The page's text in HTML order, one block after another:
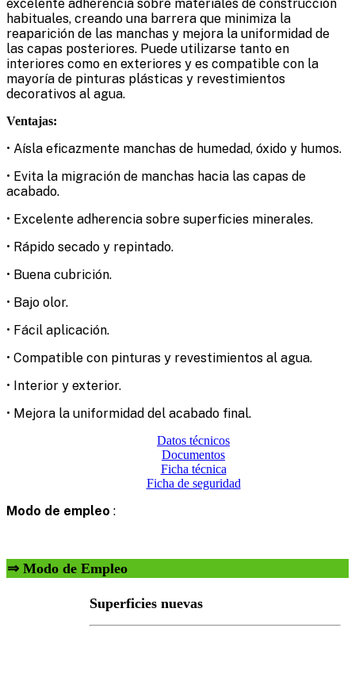
excelente adherencia sobre materiales de construcción
habituales, creando una barrera que minimiza la
reaparición de las manchas y mejora la uniformidad de
las capas posteriores. Puede utilizarse tanto en
interiores como en exteriores y es compatible con la
mayoría de pinturas plásticas y revestimientos
decorativos al agua.
Ventajas:
• Aísla eficazmente manchas de humedad, óxido y humos.
• Evita la migración de manchas hacia las capas de
acabado.
• Excelente adherencia sobre superficies minerales.
• Rápido secado y repintado.
• Buena cubrición.
• Bajo olor.
• Fácil aplicación.
• Compatible con pinturas y revestimientos al agua.
• Interior y exterior.
• Mejora la uniformidad del acabado final.
Datos técnicos
Documentos
Ficha técnica
Ficha de seguridad
Modo de empleo :
⇒ Modo de Empleo
Superficies nuevas